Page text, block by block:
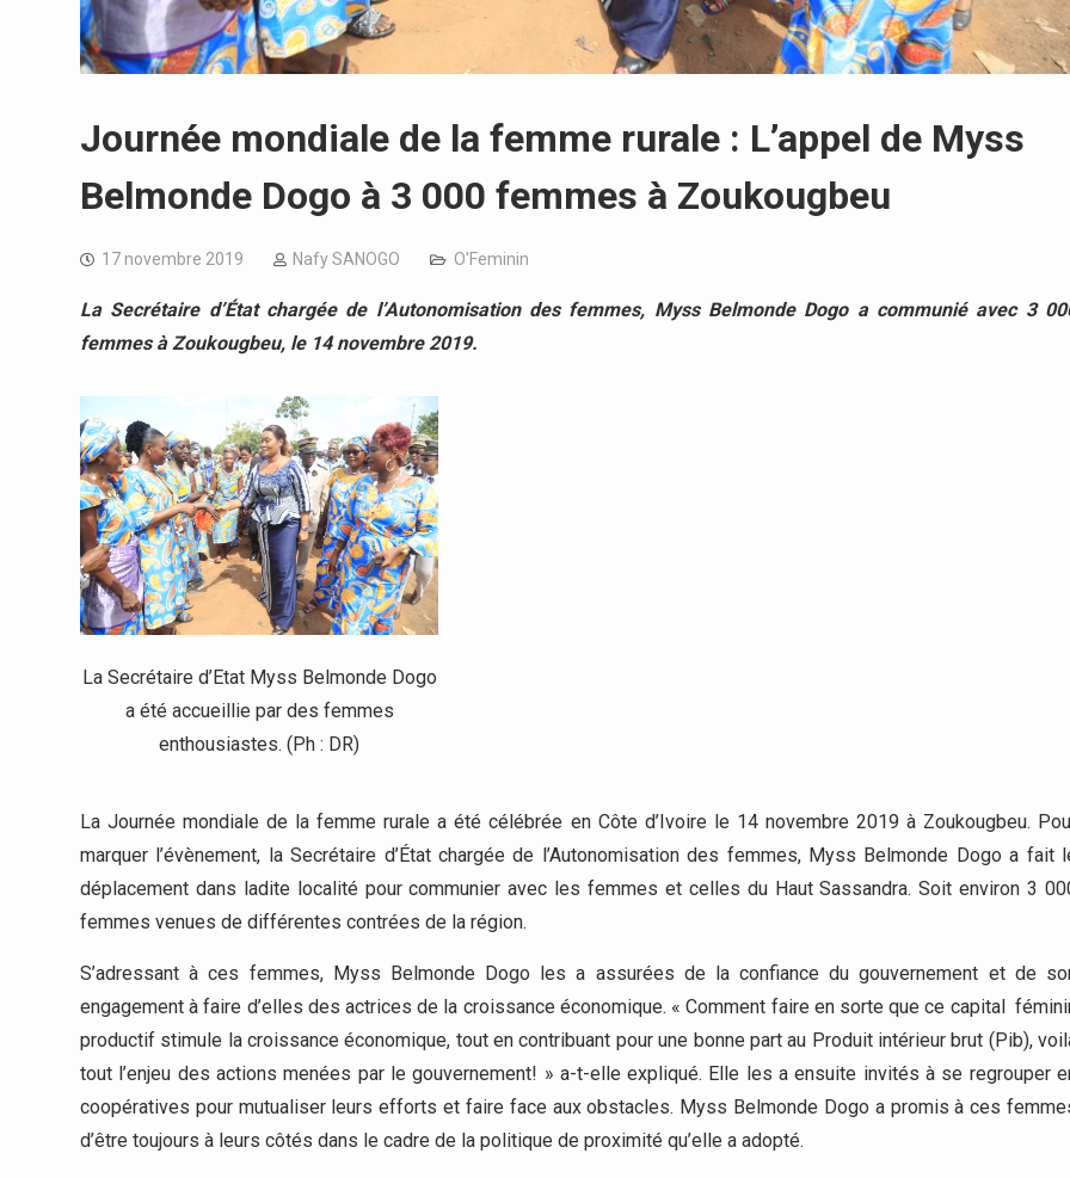
Journée mondiale de la femme rurale : L’appel de Myss
Belmonde Dogo à 3 000 femmes à Zoukougbeu
17 novembre 2019 Nafy SANOGO O'Feminin
La Secrétaire d’État chargée de l’Autonomisation des femmes, Myss Belmonde Dogo a communié avec 3
femmes à Zoukougbeu, le 14 novembre 2019.
La Secrétaire d’Etat Myss Belmonde Dogo
a été accueillie par des femmes
enthousiastes. (Ph : DR)
La Journée mondiale de la femme rurale a été célébrée en Côte d’Ivoire le 14 novembre 2019 à Zoukougbeu.
marquer l’évènement, la Secrétaire d’État chargée de l’Autonomisation des femmes, Myss Belmonde Dogo a fait
déplacement dans ladite localité pour communier avec les femmes et celles du Haut Sassandra. Soit environ 3
femmes venues de différentes contrées de la région.
S’adressant à ces femmes, Myss Belmonde Dogo les a assurées de la confiance du gouvernement et de
engagement à faire d’elles des actrices de la croissance économique. « Comment faire en sorte que ce capital
productif stimule la croissance économique, tout en contribuant pour une bonne part au Produit intérieur brut (Pib),
tout l’enjeu des actions menées par le gouvernement! » a-t-elle expliqué. Elle les a ensuite invités à se regrouper
coopératives pour mutualiser leurs efforts et faire face aux obstacles. Myss Belmonde Dogo a promis à ces
d’être toujours à leurs côtés dans le cadre de la politique de proximité qu’elle a adopté.